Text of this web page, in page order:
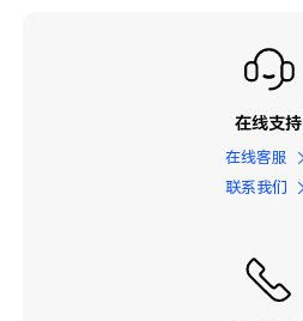
在线支持
在线客服
联系我们